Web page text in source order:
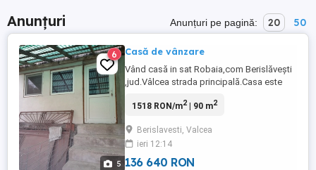
Anunțuri Anunțuri pe pagină: 20 50
5
6 Casă de vânzare
Vând casă in sat Robaia,com Berislăveşti
,jud.Vâlcea strada principală.Casa este
camere,bucătărie,hol,beci şi 2400m de
detalii in privat. Tel: (Whatsapp)
1518 RON/m2| 90 m2
Berislavesti, Valcea
ieri 12:14
136 640 RON